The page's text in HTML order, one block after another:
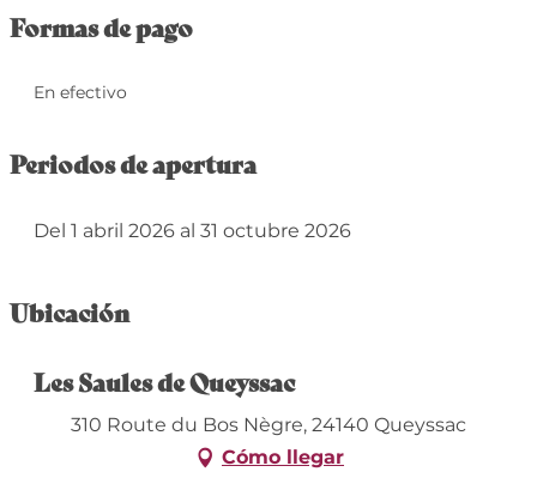
Formas de pago
En efectivo
Periodos de apertura
Del 1 abril 2026 al 31 octubre 2026
Ubicación
Les Saules de Queyssac
310 Route du Bos Nègre, 24140 Queyssac
Cómo llegar